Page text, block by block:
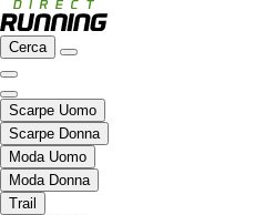
Cerca
Scarpe Uomo
Scarpe Donna
Moda Uomo
Moda Donna
Trail